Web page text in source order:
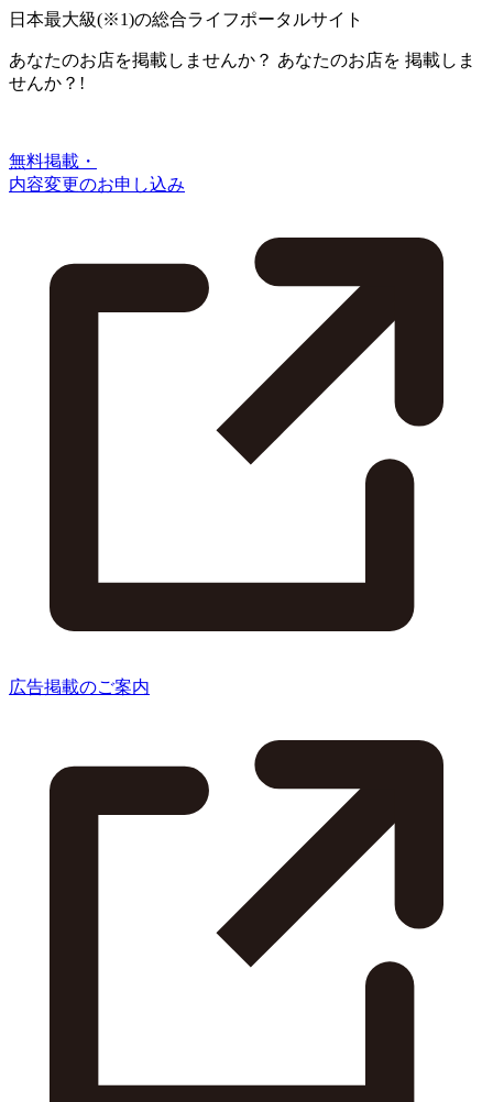
日本最大級(※1)の総合ライフポータルサイト
あなたのお店を掲載しませんか？ あなたのお店を 掲載しま
せんか？!
無料掲載・
内容変更のお申し込み
広告掲載のご案内